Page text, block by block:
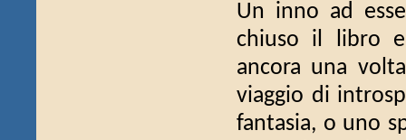
Un inno ad
chiuso il libro
ancora una
viaggio di
fantasia, o uno